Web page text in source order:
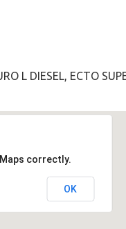
L DIESEL, ECTO
correctly.
OK